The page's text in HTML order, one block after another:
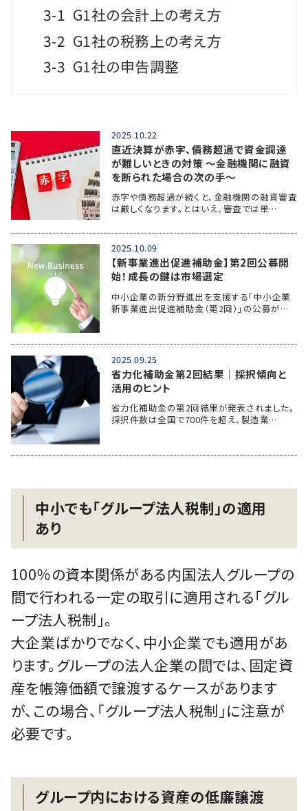
3-1 G1社の会計上の考え方
3-2 G1社の税務上の考え方
3-3 G1社の申告調整
2025.10.22
直近決算が赤字、債務超過で資金調達
が難しいときの対策 ～金融機関に融資
を断られた場合の次の手～
赤字や債務超過が続くと、金融機関の融資審査
は厳しくなります。とはいえ、審査では単…
2025.10.09
【新事業進出促進補助金】第2回公募開
始！成長の鍵は市場選定
中小企業の新分野進出を支援する「中小企業
新事業進出促進補助金（第2回）」の公募が…
2025.09.25
省力化補助金第2回結果│採択傾向と
活用のヒント
省力化補助金の第2回結果が発表されました。
採択件数は全国で700件を超え、製造業…
中小でも「グループ法人税制」の適用
あり
100％の資本関係がある内国法人グループの
間で行われる一定の取引に適用される「グル
ープ法人税制」。
大企業ばかりでなく、中小企業でも適用があ
ります。グループの法人企業の間では、固定資
産を帳簿価額で譲渡するケースがあります
が、この場合、「グループ法人税制」に注意が
必要です。
グループ内における資産の低廉譲渡